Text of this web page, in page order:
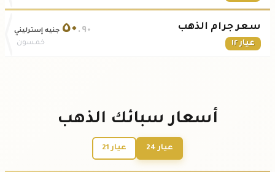
سعر جرام الذهب
عيار ١٢
٥٠.٩٠ جنيه إسترليني
خمسون
أسعار سبائك الذهب
عيار 24 عيار 21